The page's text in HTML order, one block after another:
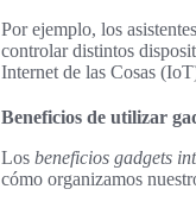
Por ejemplo, los
controlar distintos
Internet de las Cosas
Beneficios de utilizar
Los beneficios gadgets
cómo organizamos